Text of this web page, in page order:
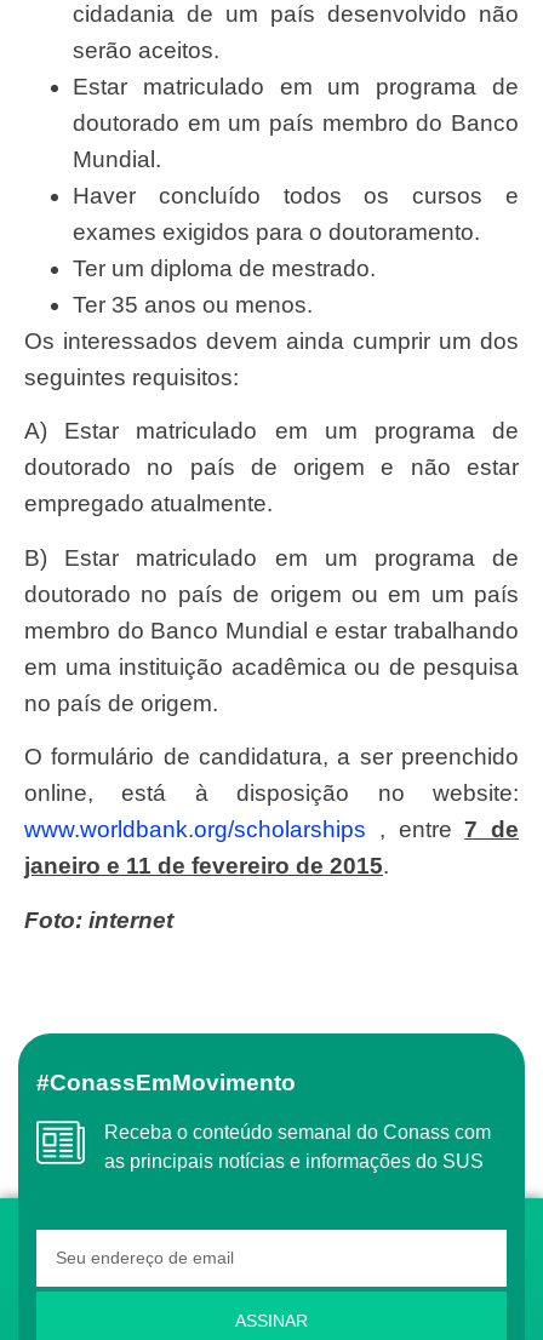
cidadania de um país desenvolvido não
serão aceitos.
Estar matriculado em um programa de
doutorado em um país membro do Banco
Mundial.
Haver concluído todos os cursos e
exames exigidos para o doutoramento.
Ter um diploma de mestrado.
Ter 35 anos ou menos.
Os interessados devem ainda cumprir um dos
seguintes requisitos:
a) Estar matriculado em um programa de
doutorado no país de origem e não estar
empregado atualmente.
b) Estar matriculado em um programa de
doutorado no país de origem ou em um país
membro do Banco Mundial e estar trabalhando
em uma instituição acadêmica ou de pesquisa
no país de origem.
O formulário de candidatura, a ser preenchido
online, está à disposição no website:
www.worldbank.org/scholarships , entre7 de
janeiro e 11 de fevereiro de 2015.
Foto: internet
#ConassEmMovimento
Receba o conteúdo semanal do Conass com
as principais notícias e informações do SUS
ASSINAR